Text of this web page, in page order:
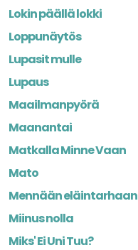
Lokin päällä lokki
Loppunäytös
Lupasit mulle
Lupaus
Maailmanpyörä
Maanantai
Matkalla Minne Vaan
Mato
Mennään eläintarhaan
Miinus nolla
Miks' Ei Uni Tuu?